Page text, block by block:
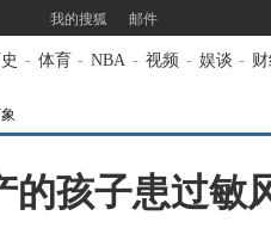
我的搜狐 邮件
- 体育 - NBA - 视频 - 娱谈 -
的孩子患过敏